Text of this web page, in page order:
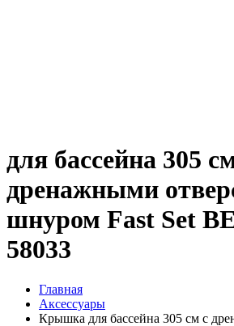
для бассейна 305
дренажными
шнуром Fast Set
58033
Главная
Аксессуары
Крышка для бассейна 305 см с